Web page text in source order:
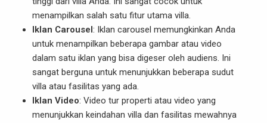
menampilkan salah satu fitur utama villa.
Iklan Carousel: Iklan carousel memungkinkan Anda
untuk menampilkan beberapa gambar atau video
dalam satu iklan yang bisa digeser oleh audiens. Ini
sangat berguna untuk menunjukkan beberapa sudut
villa atau fasilitas yang ada.
Iklan Video: Video tur properti atau video yang
menunjukkan keindahan villa dan fasilitas mewahnya